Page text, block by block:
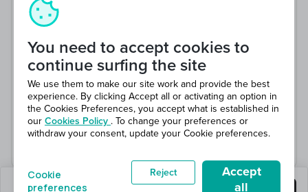
You need to accept cookies to
continue surfing the site
We use them to make our site work and provide the best
experience. By clicking Accept all or activating an option in
the Cookies Preferences, you accept what is established in
our Cookies Policy . To change your preferences or
withdraw your consent, update your Cookie preferences.
Cookie
preferences
Reject
Accept
all